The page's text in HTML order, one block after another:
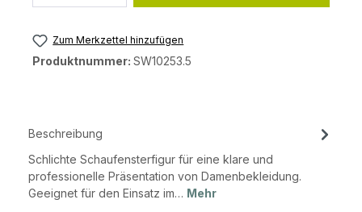
Zum Merkzettel hinzufügen
Produktnummer: SW10253.5
Beschreibung
Schlichte Schaufensterfigur für eine klare und
professionelle Präsentation von Damenbekleidung.
Geeignet für den Einsatz im… Mehr